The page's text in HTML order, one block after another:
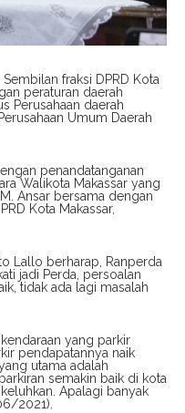
Sembilan fraksi DPRD Kota
peraturan daerah
Perusahaan daerah
Umum Daerah
penandatanganan
Walikota Makassar yang
Ansar bersama dengan
Kota Makassar,
Lallo berharap, Ranperda
jadi Perda, persoalan
tidak ada lagi masalah
yang parkir
pendapatannya naik
utama adalah
semakin baik di kota
Apalagi banyak
2021).